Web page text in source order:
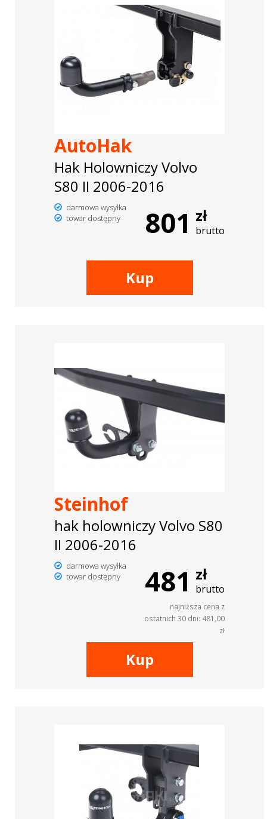
AutoHak
Hak Holowniczy Volvo
S80 II 2006-2016
darmowa wysyłka
towar dostępny
801 zł
brutto
Kup
Steinhof
hak holowniczy Volvo S80
II 2006-2016
darmowa wysyłka
towar dostępny
481 zł
brutto
najniższa cena z
ostatnich 30 dni: 481,00
zł
Kup